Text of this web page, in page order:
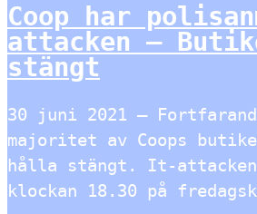
Coop har
attacken –
stängt
30 juni 2021 —
majoritet av Coops
hålla stängt. It-attacken
klockan 18.30 på